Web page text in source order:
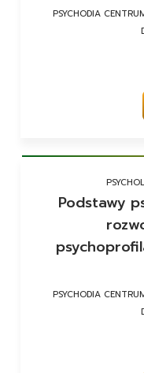
PSYCHODIA
Podstawy
PSYCHODIA